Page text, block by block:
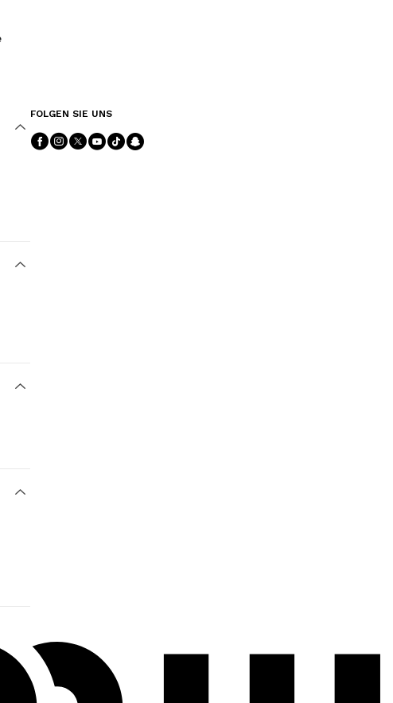
FOLGEN SIE UNS
Folgen Sie uns facebook
Folgen Sie uns instagram
Folgen Sie uns twitter
Folgen Sie uns youtube
Folgen Sie uns tiktok